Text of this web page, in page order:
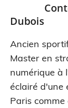
Dubois
Ancien
Master en
numérique à
éclairé d'une
Paris